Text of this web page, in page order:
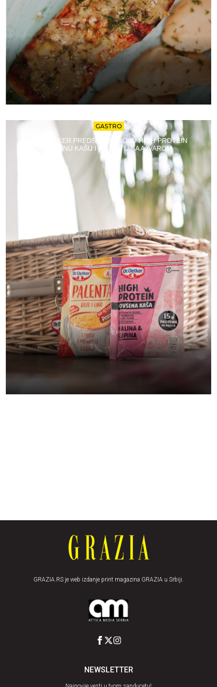
GASTRO
DR. OETKER PREDSTAVIO NOVU HIGH PROTEIN
OVSENU KAŠU I PALENTU SA AJVAROM
GRAZIA.RS je web izdanje print magazina GRAZIA u Srbiji.
NEWSLETTER